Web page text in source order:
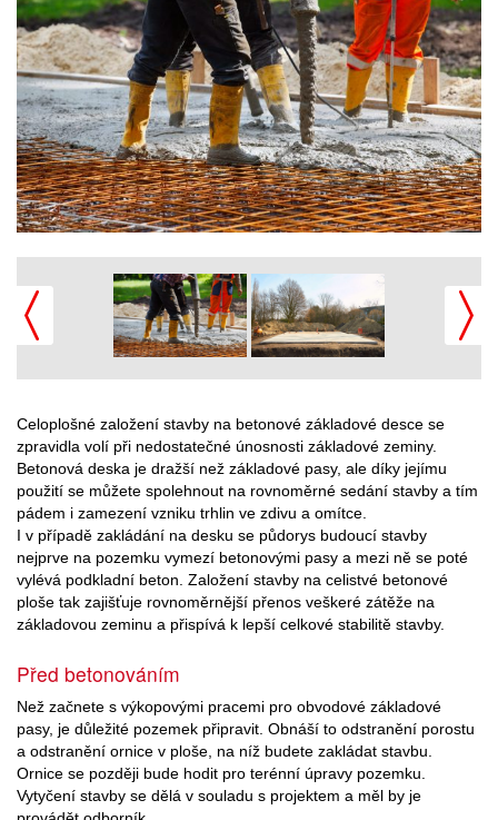
Celoplošné založení stavby na betonové základové desce se
zpravidla volí při nedostatečné únosnosti základové zeminy.
Betonová deska je dražší než základové pasy, ale díky jejímu
použití se můžete spolehnout na rovnoměrné sedání stavby a tím
pádem i zamezení vzniku trhlin ve zdivu a omítce.
I v případě zakládání na desku se půdorys budoucí stavby
nejprve na pozemku vymezí betonovými pasy a mezi ně se poté
vylévá podkladní beton. Založení stavby na celistvé betonové
ploše tak zajišťuje rovnoměrnější přenos veškeré zátěže na
základovou zeminu a přispívá k lepší celkové stabilitě stavby.
Před betonováním
Než začnete s výkopovými pracemi pro obvodové základové
pasy, je důležité pozemek připravit. Obnáší to odstranění porostu
a odstranění ornice v ploše, na níž budete zakládat stavbu.
Ornice se později bude hodit pro terénní úpravy pozemku.
Vytyčení stavby se dělá v souladu s projektem a měl by je